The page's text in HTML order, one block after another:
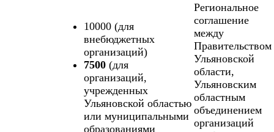
10000 (для
внебюджетных
организаций)
7500 (для
организаций,
учрежденных
Ульяновской областью
или муниципальными
образованиями
Региональное
соглашение
между
Правительством
Ульяновской
области,
Ульяновским
областным
объединением
организаций